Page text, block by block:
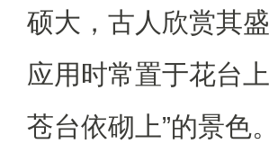
硕大，古人欣赏其
应用时常置于花台
苍台依砌上”的景色